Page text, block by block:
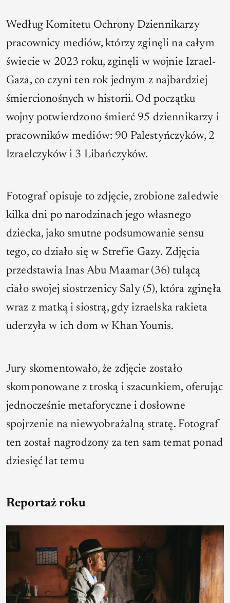
Według Komitetu Ochrony Dziennikarzy
pracownicy mediów, którzy zginęli na całym
świecie w 2023 roku, zginęli w wojnie Izrael-
Gaza, co czyni ten rok jednym z najbardziej
śmiercionośnych w historii. Od początku
wojny potwierdzono śmierć 95 dziennikarzy i
pracowników mediów: 90 Palestyńczyków, 2
Izraelczyków i 3 Libańczyków.
Fotograf opisuje to zdjęcie, zrobione zaledwie
kilka dni po narodzinach jego własnego
dziecka, jako smutne podsumowanie sensu
tego, co działo się w Strefie Gazy. Zdjęcia
przedstawia Inas Abu Maamar (36) tulącą
ciało swojej siostrzenicy Saly (5), która zginęła
wraz z matką i siostrą, gdy izraelska rakieta
uderzyła w ich dom w Khan Younis.
Jury skomentowało, że zdjęcie zostało
skomponowane z troską i szacunkiem, oferując
jednocześnie metaforyczne i dosłowne
spojrzenie na niewyobrażalną stratę. Fotograf
ten został nagrodzony za ten sam temat ponad
dziesięć lat temu
Reportaż roku